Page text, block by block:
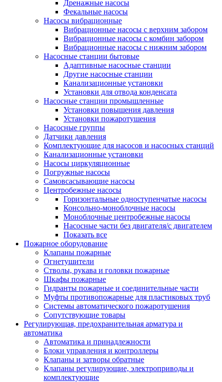
Дренажные насосы
Фекальные насосы
Насосы вибрационные
Вибрационные насосы с верхним забором
Вибрационные насосы с комбин забором
Вибрационные насосы с нижним забором
Насосные станции бытовые
Адаптивные насосные станции
Другие насосные станции
Канализационные установки
Установки для отвода конденсата
Насосные станции промышленные
Установки повышения давления
Установки пожаротушения
Насосные группы
Датчики давления
Комплектующие для насосов и насосных станций
Канализационные установки
Насосы циркуляционные
Погружные насосы
Самовсасывающие насосы
Центробежные насосы
Горизонтальные одноступенчатые насосы
Консольно-моноблочные насосы
Моноблочные центробежные насосы
Насосные части без двигателя/с двигателем
Показать все
Пожарное оборудование
Клапаны пожарные
Огнетушители
Стволы, рукава и головки пожарные
Шкафы пожарные
Гидранты пожарные и соединительные части
Муфты противопожарные для пластиковых труб
Системы автоматического пожаротушения
Сопутствующие товары
Регулирующая, предохранительная арматура и
автоматика
Автоматика и принадлежности
Блоки управления и контроллеры
Клапаны и затворы обратные
Клапаны регулирующие, электроприводы и
комплектующие